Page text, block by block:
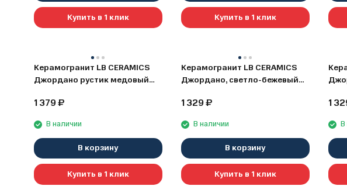
Купить в 1 клик Купить в 1 клик
Керамогранит LB CERAMICS
Джордано рустик медовый
1 379₽
В наличии
В корзину
Купить в 1 клик
Керамогранит LB CERAMICS
Джордано, светло-бежевый
1 329₽
В наличии
В корзину
Купить в 1 клик
1
В